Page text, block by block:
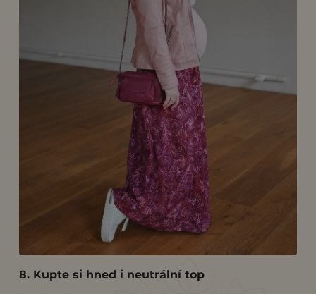
8. Kupte si hned i neutrální top